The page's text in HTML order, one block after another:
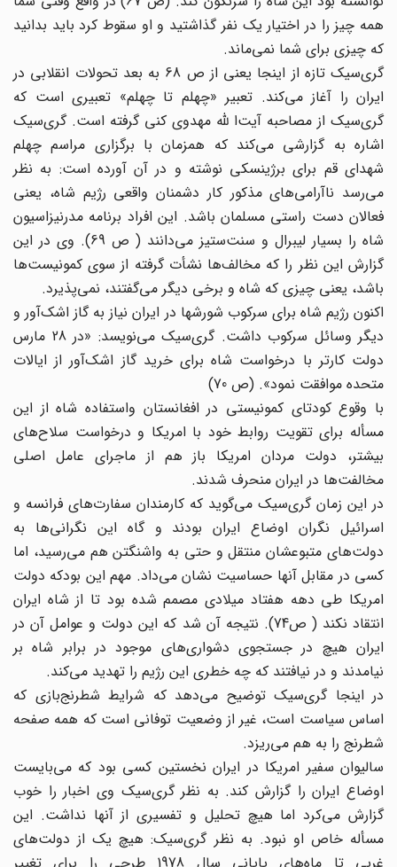
همه چیز را در اختیار یک نفر گذاشتید و او سقوط کرد باید بدانید
که چیزی برای شما نمی‌ماند.
گری‌سیک تازه از اینجا یعنی از ص 68 به بعد تحولات انقلابی در
ایران را آغاز می‌کند. تعبیر «چهلم تا چهلم» تعبیری است که
گری‌سیک از مصاحبه آیت‌ا لله مهدوی کنی گرفته است. گری‌سیک
اشاره به گزارشی می‌‌کند که همزمان با برگزاری مراسم چهلم
شهدای قم برای برژینسکی نوشته و در آن آورده است: به نظر
می‌رسد ناآرامی‌های مذکور کار دشمنان واقعی رژیم شاه، یعنی
فعالان دست راستی مسلمان باشد. این افراد برنامه‌ مدرنیزاسیون
شاه را بسیار لیبرال و سنت‌ستیز می‌دانند ( ص 69). وی در این
گزارش این نظر را که مخالف‌ها نشأت گرفته از سوی کمونیست‌ها
باشد، یعنی چیزی که شاه و برخی دیگر می‌گفتند، نمی‌پذیرد.
اکنون رژیم شاه برای سرکوب شورشها در ایران نیاز به گاز اشک‌آور و
دیگر وسائل سرکوب داشت. گری‌سیک می‌نویسد: «در 28 مارس
دولت کارتر با درخواست شاه برای خرید گاز اشک‌آور از ایالات
متحده موافقت نمود». (ص 70)
با وقوع کودتای کمونیستی در افغانستان واستفاده شاه از این
مسأله برای تقویت روابط خود با امریکا و درخواست سلاح‌های
بیشتر، دولت مردان امریکا باز هم از ماجرای عامل اصلی
مخالفت‌ها در ایران منحرف شدند.
در این زمان گری‌سیک می‌گوید که کارمندان سفارت‌های فرانسه و
اسرائیل نگران اوضاع ایران بودند و گاه این نگرانی‌ها به
دولت‌های متبوعشان منتقل و حتی به واشنگتن هم می‌رسید، اما
کسی در مقابل آنها حساسیت نشان می‌داد. مهم این بودکه دولت
امریکا طی دهه هفتاد میلادی مصمم شده بود تا از شاه ایران
انتقاد نکند ( ص74). نتیجه آن شد که این دولت و عوامل آن در
ایران هیچ در جستجوی دشواری‌های موجود در برابر شاه بر
نیامدند و در نیافتند که چه خطری این رژیم را تهدید می‌کند.
در اینجا گری‌سیک توضیح می‌دهد که شرایط شطرنج‌بازی که
اساس سیاست است، غیر از وضعیت توفانی است که همه صفحه
شطرنج را به هم می‌ریزد.
سالیوان سفیر امریکا در ایران نخستین کسی بود که می‌بایست
اوضاع ایران را گزارش کند. به نظر گری‌سیک وی اخبار را خوب
گزارش می‌کرد اما هیچ تحلیل و تفسیری از آنها نداشت. این
مسأله خاص او نبود. به نظر گری‌سیک: هیچ یک از دولت‌های